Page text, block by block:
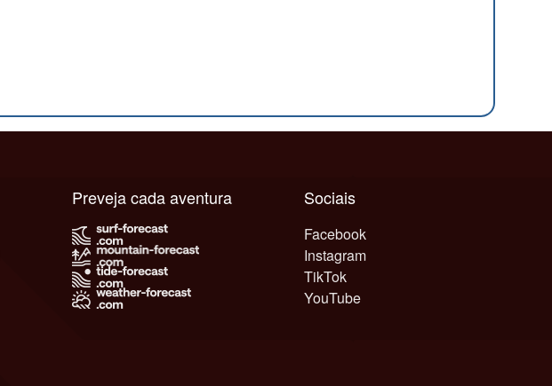
Sociais
Facebook
Instagram
TikTok
YouTube
Preveja cada aventura